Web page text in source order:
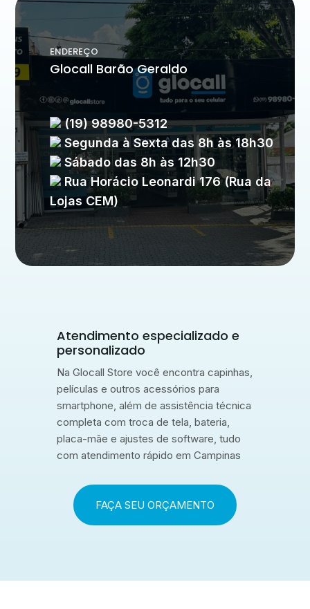
ENDEREÇO
Glocall Barão Geraldo
(19) 98980-5312
Segunda à Sexta das 8h às 18h30
Sábado das 8h às 12h30
Rua Horácio Leonardi 176 (Rua da
Lojas CEM)
Atendimento especializado e
personalizado
Na Glocall Store você encontra capinhas,
películas e outros acessórios para
smartphone, além de assistência técnica
completa com troca de tela, bateria,
placa-mãe e ajustes de software, tudo
com atendimento rápido em Campinas
FAÇA SEU ORÇAMENTO